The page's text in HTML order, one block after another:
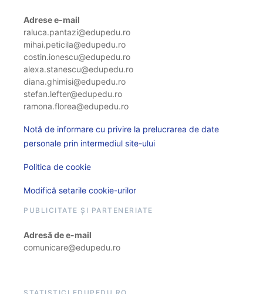
Adrese e-mail
raluca.pantazi@edupedu.ro
mihai.peticila@edupedu.ro
costin.ionescu@edupedu.ro
alexa.stanescu@edupedu.ro
diana.ghimisi@edupedu.ro
stefan.lefter@edupedu.ro
ramona.florea@edupedu.ro
Notă de informare cu privire la prelucrarea de date
personale prin intermediul site-ului
Politica de cookie
Modifică setarile cookie-urilor
PUBLICITATE ȘI PARTENERIATE
Adresă de e-mail
comunicare@edupedu.ro